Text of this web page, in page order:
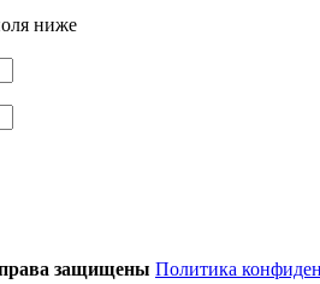
ниже
права защищены Политика